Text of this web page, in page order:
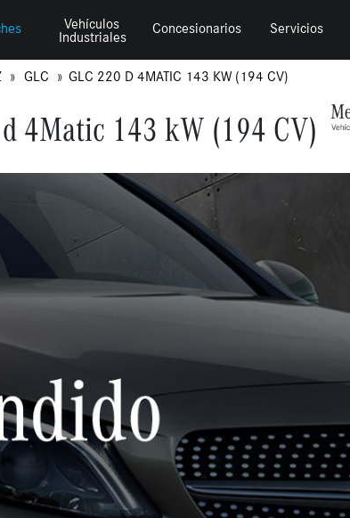
Vehículos
Industriales
Concesionarios Servicios
GLC GLC 220 D 4MATIC 143 KW (194 CV)
4Matic 143 kW (194 CV)